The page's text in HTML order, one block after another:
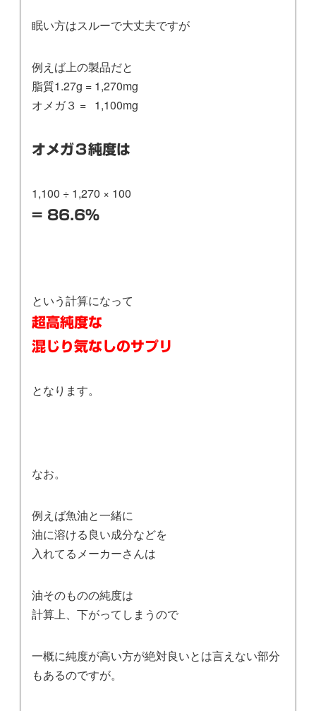
眠い方はスルーで大丈夫ですが
例えば上の製品だと
脂質1.27g = 1,270mg
オメガ３ = 1,100mg
オメガ３純度は
1,100 ÷ 1,270 × 100
= 86.6％
という計算になって
超高純度な
混じり気なしのサプリ
となります。
なお。
例えば魚油と一緒に
油に溶ける良い成分などを
入れてるメーカーさんは
油そのものの純度は
計算上、下がってしまうので
一概に純度が高い方が絶対良いとは言えない部分
もあるのですが。